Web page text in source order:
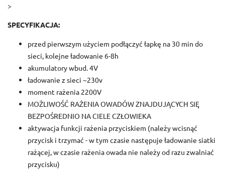
>
SPECYFIKACJA:
przed pierwszym użyciem podłączyć łapkę na 30 min do
sieci, kolejne ładowanie 6-8h
akumulatory wbud. 4V
ładowanie z sieci ~230v
moment rażenia 2200V
MOŻLIWOŚĆ RAŻENIA OWADÓW ZNAJDUJĄCYCH SIĘ
BEZPOŚREDNIO NA CIELE CZŁOWIEKA
aktywacja funkcji rażenia przyciskiem (należy wcisnąć
przycisk i trzymać - w tym czasie następuje ładowanie siatki
rażącej, w czasie rażenia owada nie należy od razu zwalniać
przycisku)